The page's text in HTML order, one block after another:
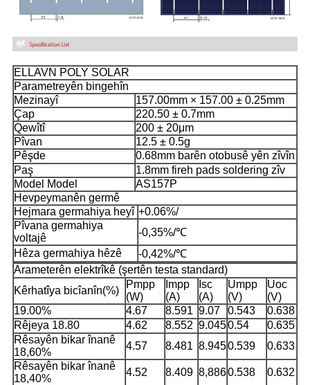
ELLAVN POLY SOLAR
Parametreyên bingehîn
Mezinayî
157.00mm × 157.00 ± 0.25mm
Çap
220.50 ± 0.7mm
Qewîtî
200 ± 20μm
Pîvan
12.5 ± 0.5g
Pêşde
0.68mm barên otobusê yên zîvîn
Paş
1.8mm fireh pads soldering zîv
Model Model
AS157P
Hevpeymanên germê
Hejmara germahiya heyî +0.06%/
Pîvana germahiya
voltajê
-0,35%/℃
Hêza germahiya hêzê
-0,42%/℃
Arameterên elektrîkê (şertên testa standard)
Kêrhatîya bicîanîn(%)
Pmpp
(W)
Impp
(A)
Isc
(A)
Umpp
(V)
Uoc
(V)
19.00%
4.67 8.591 9.07 0.543
0.638
Rêjeya 18.80
4.62 8.552 9.0450.54
0.635
Rêsayên bikar înanê
18,60%
4.57 8.481 8.9450.539
0.633
Rêsayên bikar înanê
18,40%
4.52 8.409 8,8860.538
0.632